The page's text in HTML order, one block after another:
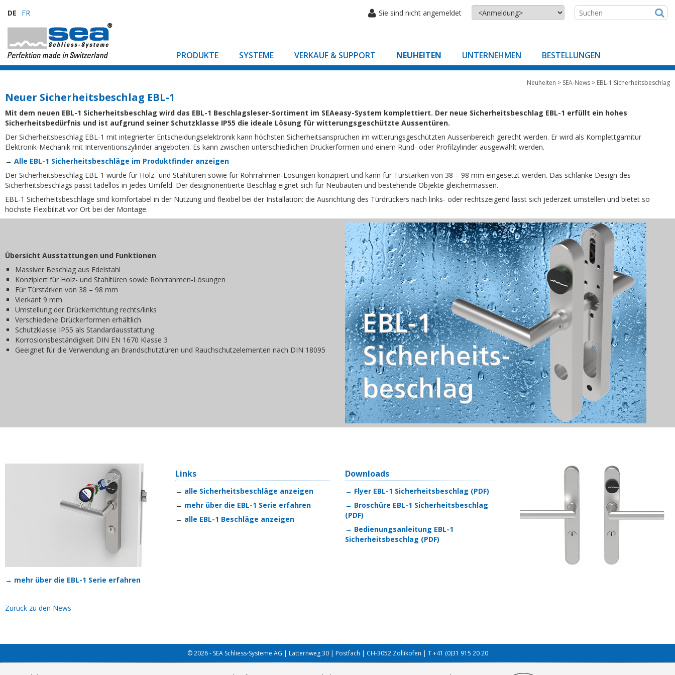
DE FR Sie sind nicht angemeldet
PRODUKTE SYSTEME VERKAUF & SUPPORT NEUHEITEN UNTERNEHMEN BESTELLUNGEN
Neuheiten > SEA-News > EBL-1 Sicherheitsbeschlag
Neuer Sicherheitsbeschlag EBL-1
Mit dem neuen EBL-1 Sicherheitsbeschlag wird das EBL-1 Beschlagsleser-Sortiment im SEAeasy-System komplettiert. Der neue Sicherheitsbeschlag EBL-1 erfüllt ein hohes
Sicherheitsbedürfnis und ist aufgrund seiner Schutzklasse IP55 die ideale Lösung für witterungsgeschützte Aussentüren.
Der Sicherheitsbeschlag EBL-1 mit integrierter Entscheidungselektronik kann höchsten Sicherheitsansprüchen im witterungsgeschützten Aussenbereich gerecht werden. Er wird als Komplettgarnitur
Elektronik-Mechanik mit Interventionszylinder angeboten. Es kann zwischen unterschiedlichen Drückerformen und einem Rund- oder Profilzylinder ausgewählt werden.
→ Alle EBL-1 Sicherheitsbeschläge im Produktfinder anzeigen
Der Sicherheitsbeschlag EBL-1 wurde für Holz- und Stahltüren sowie für Rohrrahmen-Lösungen konzipiert und kann für Türstärken von 38 – 98 mm eingesetzt werden. Das schlanke Design des
Sicherheitsbeschlags passt tadellos in jedes Umfeld. Der designorientierte Beschlag eignet sich für Neubauten und bestehende Objekte gleichermassen.
EBL-1 Sicherheitsbeschläge sind komfortabel in der Nutzung und flexibel bei der Installation: die Ausrichtung des Türdrückers nach links- oder rechtszeigend lässt sich jederzeit umstellen und bietet so
höchste Flexibilität vor Ort bei der Montage.
Übersicht Ausstattungen und Funktionen
Massiver Beschlag aus Edelstahl
Konzipiert für Holz- und Stahltüren sowie Rohrrahmen-Lösungen
Für Türstärken von 38 – 98 mm
Vierkant 9 mm
Umstellung der Drückerrichtung rechts/links
Verschiedene Drückerformen erhältlich
Schutzklasse IP55 als Standardausstattung
Korrosionsbeständigkeit DIN EN 1670 Klasse 3
Geeignet für die Verwendung an Brandschutztüren und Rauchschutzelementen nach DIN 18095
Links
→ alle Sicherheitsbeschläge anzeigen
→ mehr über die EBL-1 Serie erfahren
→ alle EBL-1 Beschläge anzeigen
Downloads
→ Flyer EBL-1 Sicherheitsbeschlag (PDF)
→ Broschüre EBL-1 Sicherheitsbeschlag
(PDF)
→ Bedienungsanleitung EBL-1
Sicherheitsbeschlag (PDF)
→ mehr über die EBL-1 Serie erfahren
Zurück zu den News
© 2026 - SEA Schliess-Systeme AG | Lätternweg 30 | Postfach | CH-3052 Zollikofen | T +41 (0)31 915 20 20